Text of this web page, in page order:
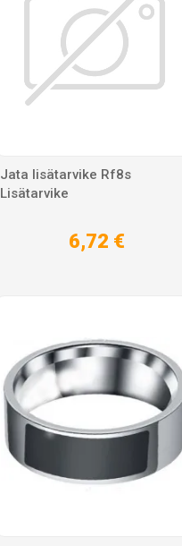
Jata lisätarvike Rf8s
Lisätarvike
6,72 €